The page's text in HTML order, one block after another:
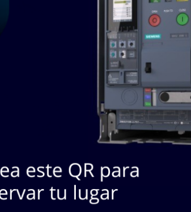
Lista de Productos a
(Aún no